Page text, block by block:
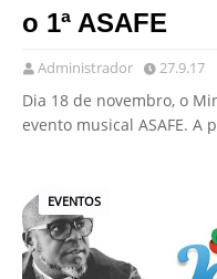
o 1ª ASAFE
Administrador 27.9.17
Dia 18 de novembro, o
evento musical ASAFE.
EVENTOS